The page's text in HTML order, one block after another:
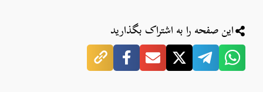
این صفحه را به اشتراک بگذارید